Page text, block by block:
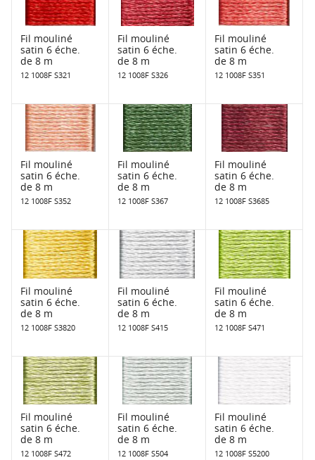
Fil mouliné
satin 6 éche.
de 8 m
12 1008F S321
Fil mouliné
satin 6 éche.
de 8 m
12 1008F S326
Fil mouliné
satin 6 éche.
de 8 m
12 1008F S351
Fil mouliné
satin 6 éche.
de 8 m
12 1008F S352
Fil mouliné
satin 6 éche.
de 8 m
12 1008F S367
Fil mouliné
satin 6 éche.
de 8 m
12 1008F S3685
Fil mouliné
satin 6 éche.
de 8 m
12 1008F S3820
Fil mouliné
satin 6 éche.
de 8 m
12 1008F S415
Fil mouliné
satin 6 éche.
de 8 m
12 1008F S471
Fil mouliné
satin 6 éche.
de 8 m
12 1008F S472
Fil mouliné
satin 6 éche.
de 8 m
12 1008F S504
Fil mouliné
satin 6 éche.
de 8 m
12 1008F S5200